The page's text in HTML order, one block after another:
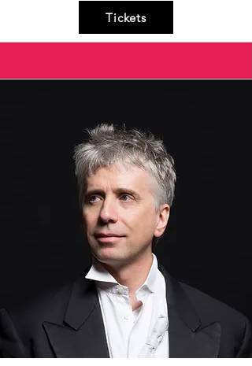
facendoci immergere nelle atmosfere
trasparenti e acquatiche di Debussy, la
delicatezza dei notturni di John Field e il
Incontreremo Baudelaire per il quale il
possibilità di conoscenza e di
innamoramento e naturalmente Stevenson
poeta del viaggio per eccellenza, e poi
Cendras e Dickinson, fino ad arrivare
all’archetipo del viaggio che è quello
descritto nell’Odissea, dove l’eroe naufrago
dopo tanto peregrinare si ricongiunge con
se stesso solo una volta tornato a casa.
Anche l’Ulisse di Dante trova il senso ultimo
nel tornare, ma a differenza del poema
omerico il ritorno a Itaca non lo appaga
pienamente: si rimette in mare in tarda età
insieme ai suoi compagni, spingendosi oltre
le Colonne d’Ercole, verso la montagna del
Purgatorio, verso confini che nessuno aveva
Tickets